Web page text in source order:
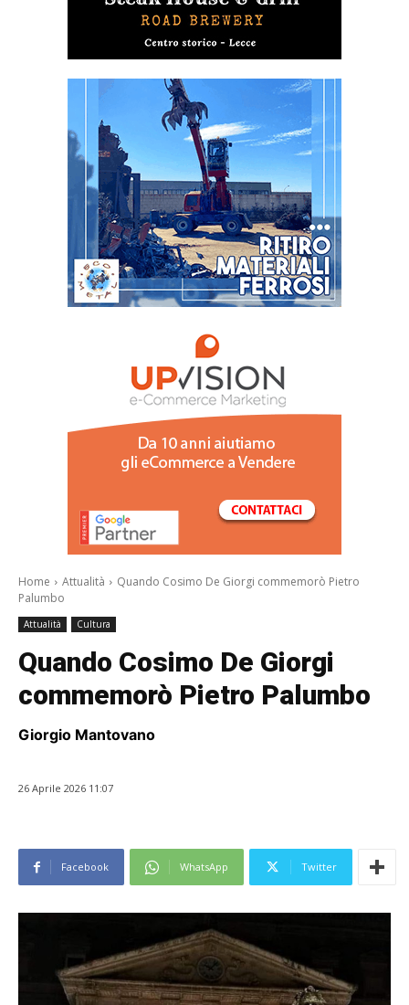
Home
Attualità
Quando Cosimo De Giorgi commemorò Pietro
Palumbo
Attualità Cultura
Quando Cosimo De Giorgi
commemorò Pietro Palumbo
Giorgio Mantovano
26 Aprile 2026 11:07
Facebook WhatsApp Twitter